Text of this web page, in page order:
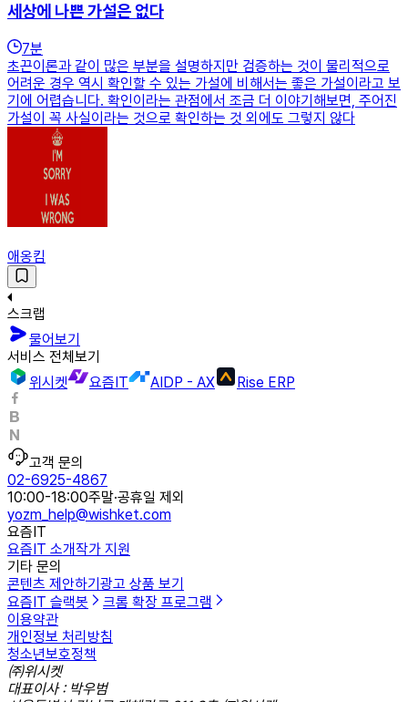
세상에 나쁜 가설은 없다
7분
초끈이론과 같이 많은 부분을 설명하지만 검증하는 것이 물리적으로
어려운 경우 역시 확인할 수 있는 가설에 비해서는 좋은 가설이라고 보
기에 어렵습니다. 확인이라는 관점에서 조금 더 이야기해보면, 주어진
가설이 꼭 사실이라는 것으로 확인하는 것 외에도 그렇지 않다
애옹킴
스크랩
물어보기
서비스 전체보기
위시켓
요즘IT AIDP - AX Rise ERP
고객 문의
02-6925-4867
10:00-18:00주말·공휴일 제외
yozm_help@wishket.com
요즘IT
요즘IT 소개작가 지원
기타 문의
콘텐츠 제안하기 광고 상품 보기
요즘IT 슬랙봇
크롬 확장 프로그램
이용약관
개인정보 처리방침
청소년보호정책
㈜위시켓
대표이사 : 박우범